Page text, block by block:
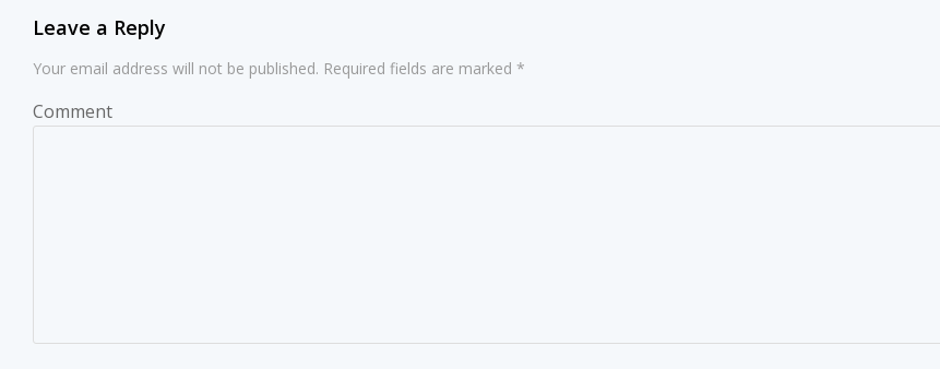
Leave a Reply
Your email address will not be published. Required fields are marked *
Comment